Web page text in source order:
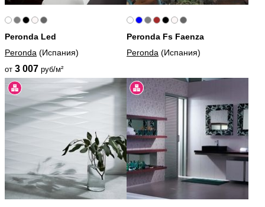
Peronda Led
Peronda (Испания)
от 3 007 руб/м²
Peronda Fs Faenza
Peronda (Испания)